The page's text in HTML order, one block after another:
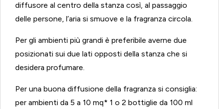
diffusore al centro della stanza così, al passaggio
delle persone, l’aria si smuove e la fragranza circola.
Per gli ambienti più grandi è preferibile averne due
posizionati sui due lati opposti della stanza che si
desidera profumare.
Per una buona diffusione della fragranza si consiglia:
per ambienti da 5 a 10 mq* 1 o 2 bottiglie da 100 ml